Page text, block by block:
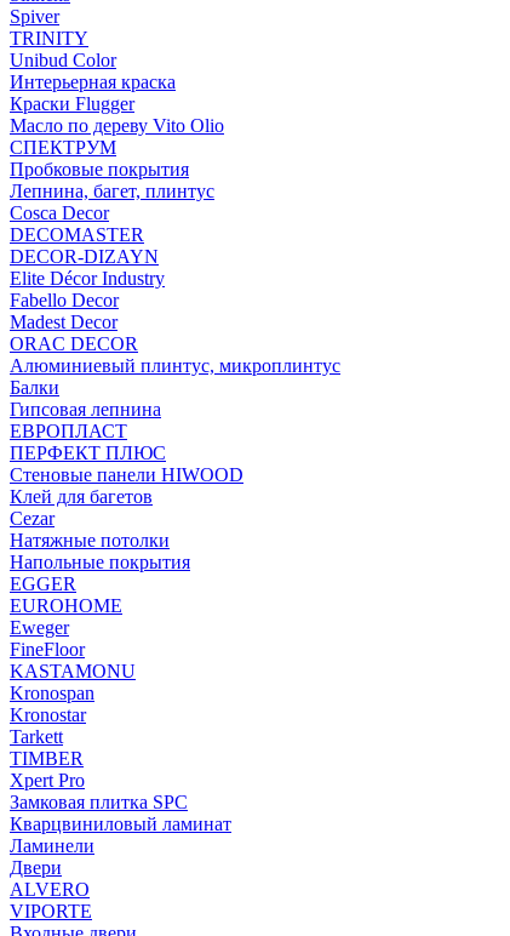
Spiver
TRINITY
Unibud Color
Интерьерная краска
Краски Flugger
Масло по дереву Vito Olio
СПЕКТРУМ
Пробковые покрытия
Лепнина, багет, плинтус
Cosca Decor
DECOMASTER
DECOR-DIZAYN
Elite Décor Industry
Fabello Decor
Madest Decor
ORAC DECOR
Алюминиевый плинтус, микроплинтус
Балки
Гипсовая лепнина
ЕВРОПЛАСТ
ПЕРФЕКТ ПЛЮС
Стеновые панели HIWOOD
Клей для багетов
Cezar
Натяжные потолки
Напольные покрытия
EGGER
EUROHOME
Eweger
FineFloor
KASTAMONU
Kronospan
Kronostar
Tarkett
TIMBER
Xpert Pro
Замковая плитка SPC
Кварцвиниловый ламинат
Ламинели
Двери
ALVERO
VIPORTE